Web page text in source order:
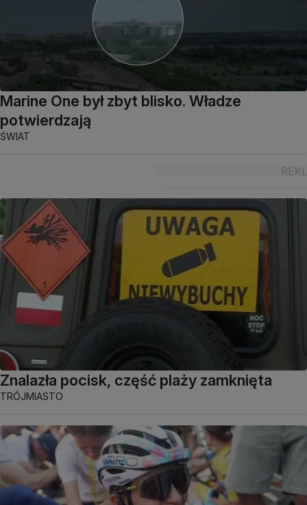
Marine One był zbyt blisko. Władze
potwierdzają
ŚWIAT
Znalazła pocisk, część plaży zamknięta
TRÓJMIASTO